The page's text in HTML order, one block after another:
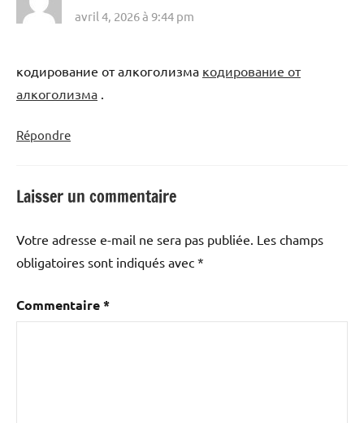
avril 4, 2026 à 9:44 pm
кодирование от алкоголизма кодирование от
алкоголизма
Répondre
Laisser un commentaire
Votre adresse e-mail ne sera pas publiée. Les champs
obligatoires sont indiqués avec *
Commentaire*